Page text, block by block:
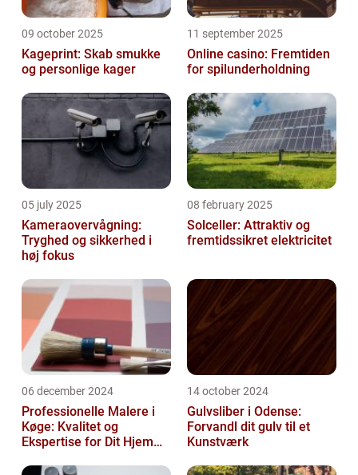
09 october 2025
Kageprint: Skab smukke
og personlige kager
11 september 2025
Online casino: Fremtiden
for spilunderholdning
05 july 2025
Kameraovervågning:
Tryghed og sikkerhed i
høj fokus
08 february 2025
Solceller: Attraktiv og
fremtidssikret elektricitet
06 december 2024
Professionelle Malere i
Køge: Kvalitet og
Ekspertise for Dit Hjem
14 october 2024
Gulvsliber i Odense:
Forvandl dit gulv til et
Kunstværk